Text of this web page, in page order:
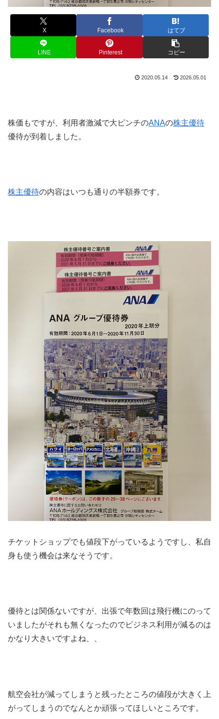
X Facebook はてブ
LINE Pinterest コピー
2020.05.14 2026.05.01
株価もですが、利用者激減で大ピンチのANAの株主優待
優待が到着しました。
株主優待の内容はいつも通りの半額券です。
チケットショップでも値段下がっているようですし、私自
身も使う機会は来なそうです。
優待とは関係ないですが、出張で年数回は飛行機にのって
いましたがそれも無くなったのでビジネス利用が減るのは
かなり大きいですよね、、
航空会社が減ってしまうと残ったところの値段が大きく上
がってしまうのでなんとか頑張ってほしいところです。